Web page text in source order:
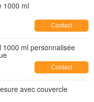
1000 ml
Contact
1000 ml personnalisée
Contact
avec couvercle